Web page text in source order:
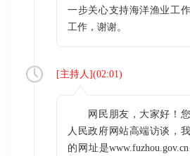
一步关心支持海洋渔业工
工作，谢谢。
[主持人](02:01)
网民朋友，大家好！
人民政府网站高端访谈，
的网址是